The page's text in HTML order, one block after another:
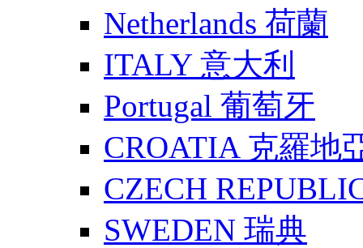
Netherlands 荷蘭
ITALY 意大利
Portugal 葡萄牙
CROATIA 克羅地
CZECH
SWEDEN 瑞典